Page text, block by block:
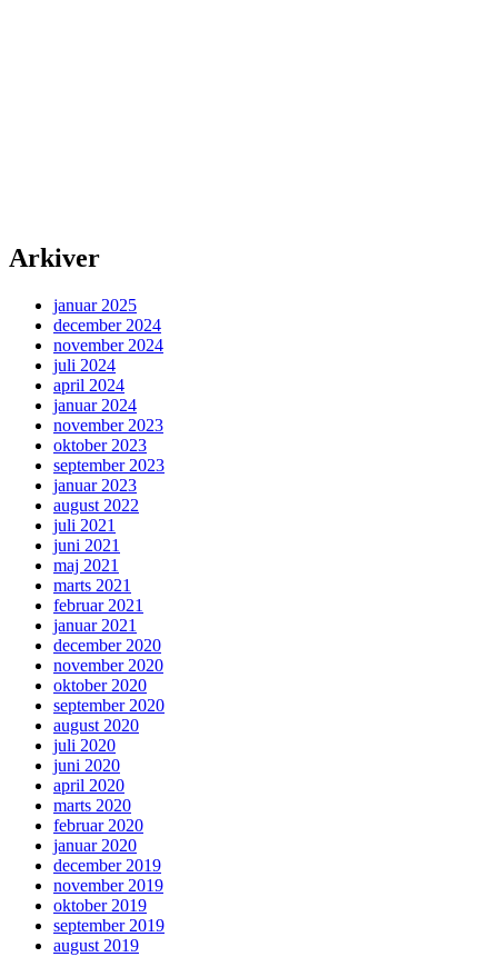
Arkiver
januar 2025
december 2024
november 2024
juli 2024
april 2024
januar 2024
november 2023
oktober 2023
september 2023
januar 2023
august 2022
juli 2021
juni 2021
maj 2021
marts 2021
februar 2021
januar 2021
december 2020
november 2020
oktober 2020
september 2020
august 2020
juli 2020
juni 2020
april 2020
marts 2020
februar 2020
januar 2020
december 2019
november 2019
oktober 2019
september 2019
august 2019